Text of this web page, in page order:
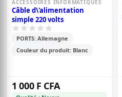
ACCESSOIRES INFORMATIQUES
Câble d\'alimentation
simple 220 volts
PORTS: Allemagne
Couleur du produit: Blanc
1 000 F CFA